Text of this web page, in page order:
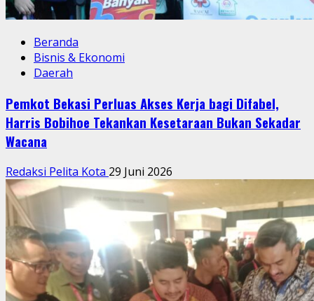
Beranda
Bisnis & Ekonomi
Daerah
Pemkot Bekasi Perluas Akses Kerja bagi Difabel,
Harris Bobihoe Tekankan Kesetaraan Bukan Sekadar
Wacana
Redaksi Pelita Kota 29 Juni 2026